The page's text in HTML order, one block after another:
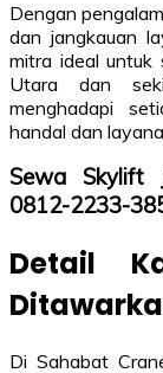
Dengan
dan jangkauan
mitra ideal untuk
Utara dan
menghadapi
handal dan
Sewa Skylift
0812-2233-
Detail
Di Sahabat